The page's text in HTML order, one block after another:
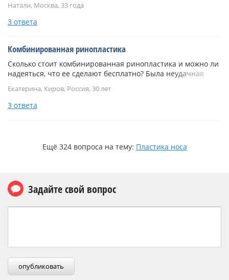
Натали, Москва, 33 года
3 ответа
Комбинированная ринопластика
Сколько стоит комбинированная ринопластика и можно ли
надеяться, что ее сделают бесплатно? Была неудачная
носа.
Екатерина, Киров, Россия, 30 лет
3 ответа
Ещё 324 вопроса на тему: Пластика носа
Задайте свой вопрос
опубликовать